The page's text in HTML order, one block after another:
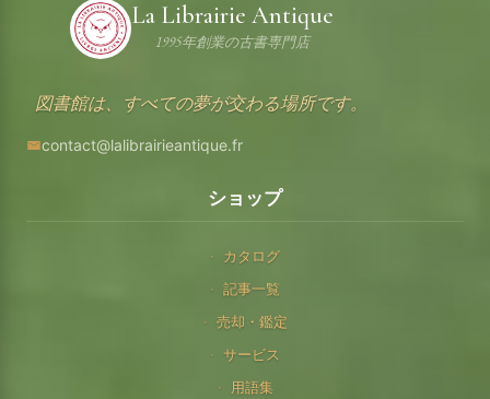
La Librairie Antique
1995年創業の古書専門店
図書館は、すべての夢が交わる場所です。
contact@lalibrairieantique.fr
ショップ
カタログ
記事一覧
売却・鑑定
サービス
用語集